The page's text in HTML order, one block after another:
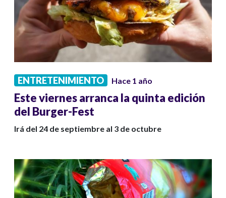
ENTRETENIMIENTO Hace 1 año
Este viernes arranca la quinta edición
del Burger-Fest
Irá del 24 de septiembre al 3 de octubre